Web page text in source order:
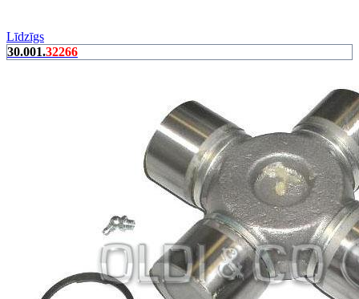
Līdzīgs
30.001.32266